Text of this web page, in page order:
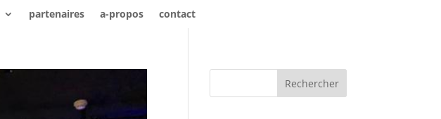
partenaires a-propos contact
Rechercher